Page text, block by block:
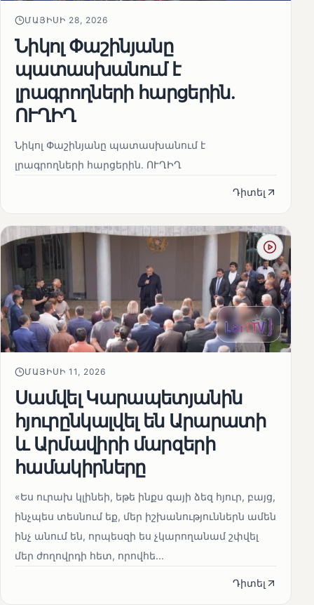
ՄԱՅԻՍԻ 28, 2026
Նիկոլ Փաշինյանը
պատասխանում է
լրագրողների հարցերին․
ՈՒՂԻՂ
Նիկոլ Փաշինյանը պատասխանում է
լրագրողների հարցերին․ ՈՒՂԻՂ
Դիտել
ՄԱՅԻՍԻ 11, 2026
Սամվել Կարապետյանին
հյուրընկալվել են Արարատի
և Արմավիրի մարզերի
համակիրները
«Ես ուրախ կլինեի, եթե ինքս գայի ձեզ հյուր, բայց,
ինչպես տեսնում եք, մեր իշխանություններն ամեն
ինչ անում են, որպեսզի ես չկարողանամ շփվել
մեր ժողովրդի հետ, որովհե...
Դիտել